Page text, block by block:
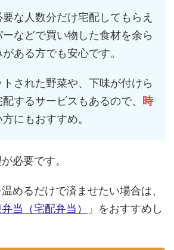
な人数分だけ宅配してもらえ
などで買い物した食材を余ら
ある方でも安心です。
された野菜や、下味が付けら
するサービスもあるので、
時
にもおすすめ。
必要です。
めるだけで済ませたい場合は、
当（宅配弁当）
」をおすすめし